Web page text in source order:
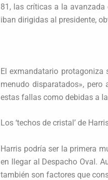
81, las críticas a la
iban dirigidas al presidente,
El exmandatario
menudo disparatados»,
estas fallas como debidas a
Los ‘techos de cristal’ de
Harris podría ser la primera
en llegar al Despacho Oval.
también son factores que